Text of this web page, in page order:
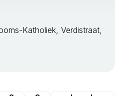
Katholiek, Verdistraat,